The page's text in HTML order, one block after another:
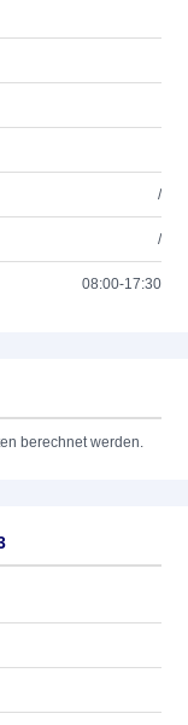
/
/
08:00-17:30
berechnet werden.